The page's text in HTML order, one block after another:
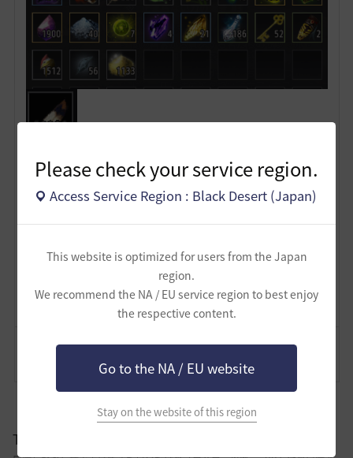
Please check your service region.
Access Service Region : Black Desert (Japan)
This website is optimized for users from the Japan
region.
We recommend the NA / EU service region to best enjoy
the respective content.
Go to the NA / EU website
Stay on the website of this region
8
ザンナック-日本
134 697
Lv 62 ザンナック
TIP&攻略